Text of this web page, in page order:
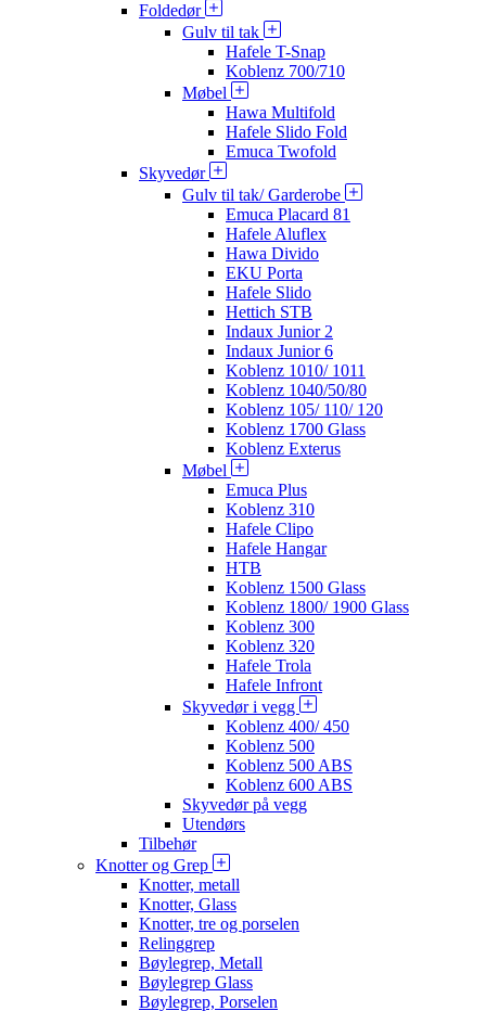
Foldedør
Gulv til tak
Hafele T-Snap
Koblenz 700/710
Møbel
Hawa Multifold
Hafele Slido Fold
Emuca Twofold
Skyvedør
Gulv til tak/ Garderobe
Emuca Placard 81
Hafele Aluflex
Hawa Divido
EKU Porta
Hafele Slido
Hettich STB
Indaux Junior 2
Indaux Junior 6
Koblenz 1010/ 1011
Koblenz 1040/50/80
Koblenz 105/ 110/ 120
Koblenz 1700 Glass
Koblenz Exterus
Møbel
Emuca Plus
Koblenz 310
Hafele Clipo
Hafele Hangar
HTB
Koblenz 1500 Glass
Koblenz 1800/ 1900 Glass
Koblenz 300
Koblenz 320
Hafele Trola
Hafele Infront
Skyvedør i vegg
Koblenz 400/ 450
Koblenz 500
Koblenz 500 ABS
Koblenz 600 ABS
Skyvedør på vegg
Utendørs
Tilbehør
Knotter og Grep
Knotter, metall
Knotter, Glass
Knotter, tre og porselen
Relinggrep
Bøylegrep, Metall
Bøylegrep Glass
Bøylegrep, Porselen